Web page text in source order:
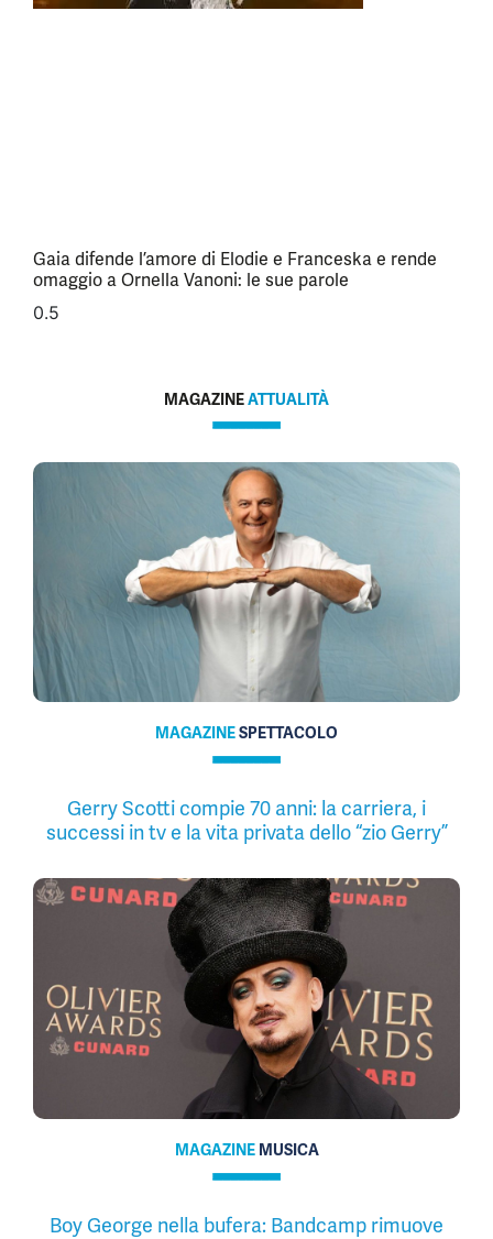
Gaia difende l’amore di Elodie e Franceska e rende
omaggio a Ornella Vanoni: le sue parole
MAGAZINEATTUALITÀ
MAGAZINESPETTACOLO
Gerry Scotti compie 70 anni: la carriera, i
successi in tv e la vita privata dello “zio Gerry”
MAGAZINE MUSICA
Boy George nella bufera: Bandcamp rimuove